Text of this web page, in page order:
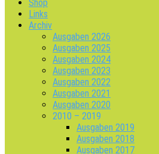
Shop
Links
Archiv
Ausgaben 2026
Ausgaben 2025
Ausgaben 2024
Ausgaben 2023
Ausgaben 2022
Ausgaben 2021
Ausgaben 2020
2010 – 2019
Ausgaben 2019
Ausgaben 2018
Ausgaben 2017